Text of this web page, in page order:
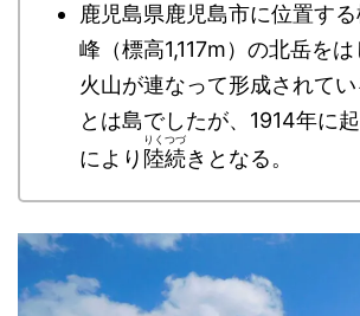
鹿児島県鹿児島市に位置す
峰（標高1,117m）の北岳を
火山が連なって形成されて
とは島でしたが、1914年に
により 陸続
りくつづ
きとなる。